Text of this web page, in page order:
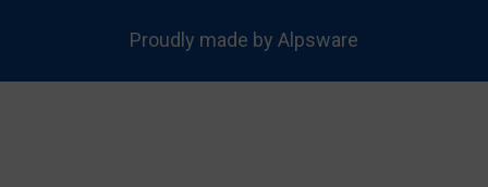
Proudly made by Alpsware